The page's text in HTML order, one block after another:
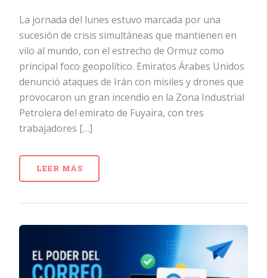
La jornada del lunes estuvo marcada por una
sucesión de crisis simultáneas que mantienen en
vilo al mundo, con el estrecho de Ormuz como
principal foco geopolítico. Emiratos Árabes Unidos
denunció ataques de Irán con misiles y drones que
provocaron un gran incendio en la Zona Industrial
Petrolera del emirato de Fuyaira, con tres
trabajadores […]
LEER MÁS